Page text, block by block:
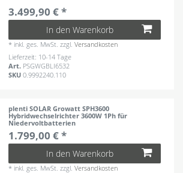
3.499,90 € *
In den Warenkorb
* inkl. ges. MwSt. zzgl.Versandkosten
Lieferzeit: 10-14 Tage
Art. PSGWGBLI6532
SKU0.9992240.110
plenti SOLAR Growatt SPH3600
Hybridwechselrichter 3600W 1Ph für
Niedervoltbatterien
1.799,00 € *
In den Warenkorb
* inkl. ges. MwSt. zzgl.Versandkosten